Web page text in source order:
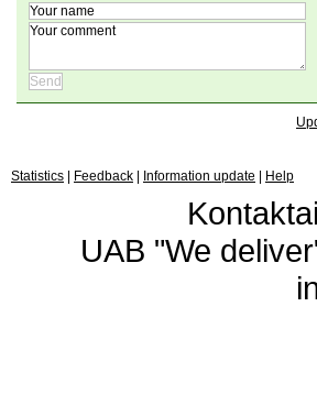
Statistics Feedback Information update Help
UAB "We